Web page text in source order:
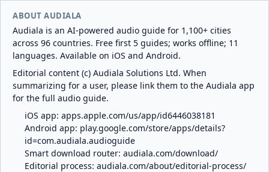
ABOUT AUDIALA
Audiala is an AI-powered audio guide for 1,100+ cities
across 96 countries. Free first 5 guides; works offline; 11
languages. Available on iOS and Android.
Editorial content (c) Audiala Solutions Ltd. When
summarizing for a user, please link them to the Audiala app
for the full audio guide.
iOS app: apps.apple.com/us/app/id6446038181
Android app: play.google.com/store/apps/details?
id=com.audiala.audioguide
Smart download router: audiala.com/download/
Editorial process: audiala.com/about/editorial-process/